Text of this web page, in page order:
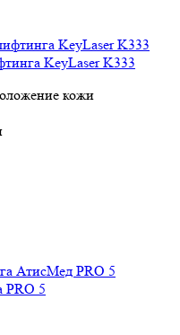
KeyLaser K333
кожи
PRO 5